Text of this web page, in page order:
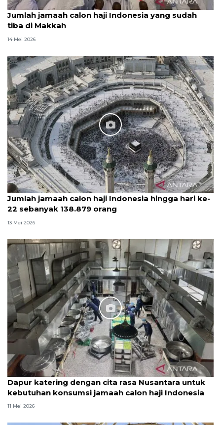
Jumlah jamaah calon haji Indonesia yang sudah
tiba di Makkah
14 Mei 2026
Jumlah jamaah calon haji Indonesia hingga hari ke-
22 sebanyak 138.879 orang
13 Mei 2026
Dapur katering dengan cita rasa Nusantara untuk
kebutuhan konsumsi jamaah calon haji Indonesia
11 Mei 2026